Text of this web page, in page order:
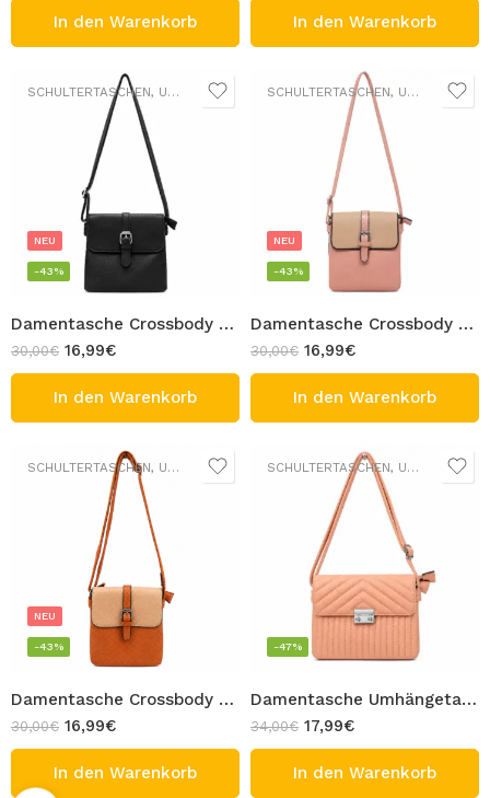
In den Warenkorb In den Warenkorb
SCHULTERTASCHEN, UMHÄNGETASCHEN
Damentasche Crossbody Tasche Kleine Umhängetasche Schwarz Design ZOYA
NEU
-43%
30,00€ 16,99€
In den Warenkorb
SCHULTERTASCHEN, UMHÄNGETASCHEN
Damentasche Crossbody Tasche Kleine Umhängetasche Zweifarbig Rosa Beige Design ZOYA
NEU
-43%
30,00€ 16,99€
In den Warenkorb
SCHULTERTASCHEN, UMHÄNGETASCHEN
Damentasche Crossbody Tasche Kleine Umhängetasche Zweifarbig Cognac Orange Beige Design ZOYA
NEU
-43%
30,00€ 16,99€
In den Warenkorb
SCHULTERTASCHEN, UMHÄNGETASCHEN
Damentasche Umhängetasche Pfirsich Rosa Crossbody-Tasche Steppdesign verstellbaren Schulterriemen Design ZERA
-47%
34,00€ 17,99€
In den Warenkorb